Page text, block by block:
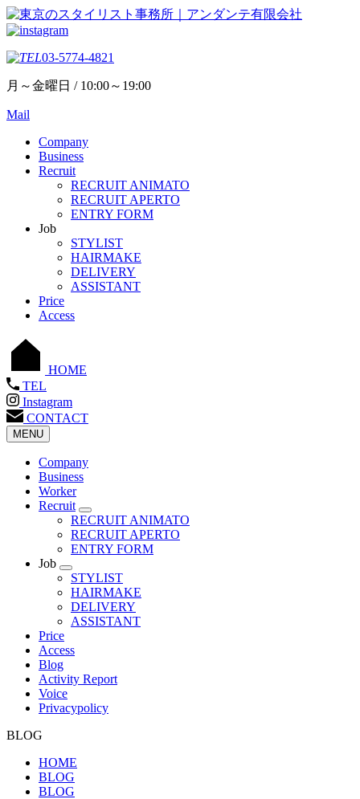
03-5774-4821
月～金曜日 / 10:00～19:00
Mail
Company
Business
Recruit
RECRUIT ANIMATO
RECRUIT APERTO
ENTRY FORM
Job
STYLIST
HAIRMAKE
DELIVERY
ASSISTANT
Price
Access
HOME
TEL
Instagram
CONTACT
MENU
Company
Business
Worker
Recruit
RECRUIT ANIMATO
RECRUIT APERTO
ENTRY FORM
Job
STYLIST
HAIRMAKE
DELIVERY
ASSISTANT
Price
Access
Blog
Activity Report
Voice
Privacypolicy
BLOG
HOME
BLOG
BLOG